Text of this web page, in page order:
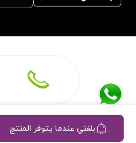
بلغني عندما يتوفر المنتج